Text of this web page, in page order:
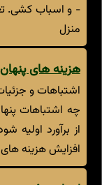
- و اسباب کشی.
منزل
هزینه های
اشتباهات و
چه اشتباهات
از برآورد اولیه
افزایش هزینه